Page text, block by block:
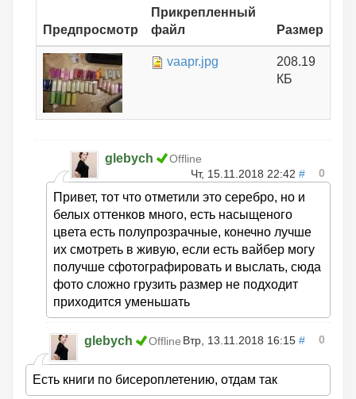
Предпросмотр
Прикрепленный
файл
Размер
vaapr.jpg
208.19
КБ
glebych
Offline
Чт, 15.11.2018 22:42 # 0
Привет, тот что отметили это серебро, но и
белых оттенков много, есть насыщеного
цвета есть полупрозрачные, конечно лучше
их смотреть в живую, если есть вайбер могу
получше сфотографировать и выслать, сюда
фото сложно грузить размер не подходит
приходится уменьшать
glebych Offline Втр, 13.11.2018 16:15 # 0
Есть книги по бисероплетению, отдам так